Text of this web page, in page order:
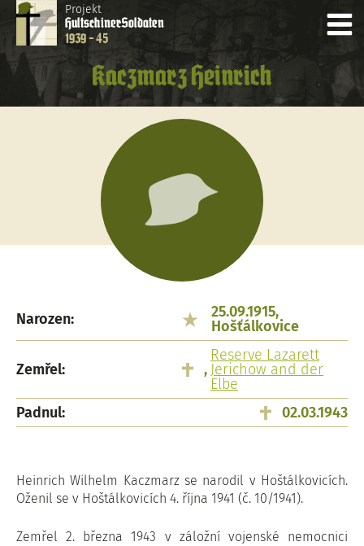
Projekt
HultschinerSoldaten
1939 - 45
Kaczmarz Heinrich
Narozen:
25.09.1915,
Hošťálkovice
Zemřel: ,
Reserve Lazarett
Jerichow and der
Elbe
Padnul:
02.03.1943
Heinrich Wilhelm Kaczmarz se narodil v Hoštálkovicích.
Oženil se v Hoštálkovicích 4. října 1941 (č. 10/1941).
Zemřel 2. března 1943 v záložní vojenské nemocnici